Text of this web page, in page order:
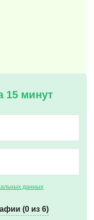
15 минут
данных
(0 из 6)